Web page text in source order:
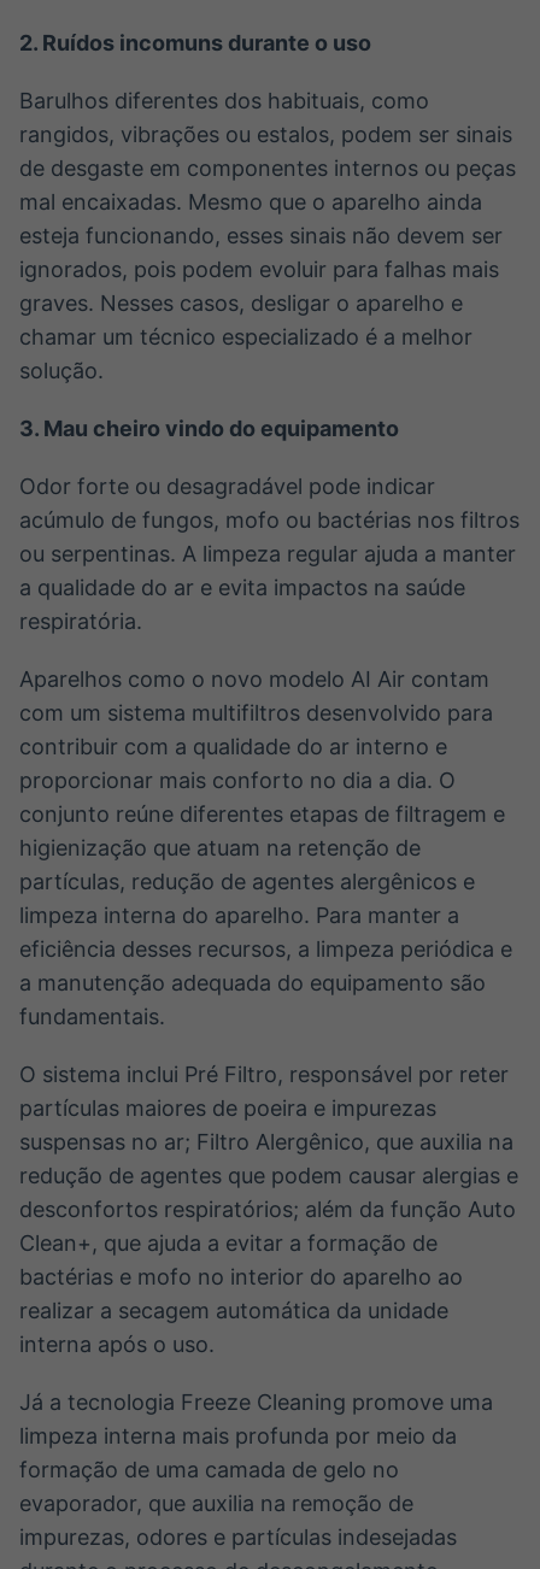
2. Ruídos incomuns durante o uso
Barulhos diferentes dos habituais, como
rangidos, vibrações ou estalos, podem ser sinais
de desgaste em componentes internos ou peças
mal encaixadas. Mesmo que o aparelho ainda
esteja funcionando, esses sinais não devem ser
ignorados, pois podem evoluir para falhas mais
graves. Nesses casos, desligar o aparelho e
chamar um técnico especializado é a melhor
solução.
3. Mau cheiro vindo do equipamento
Odor forte ou desagradável pode indicar
acúmulo de fungos, mofo ou bactérias nos filtros
ou serpentinas. A limpeza regular ajuda a manter
a qualidade do ar e evita impactos na saúde
respiratória.
Aparelhos como o novo modelo AI Air contam
com um sistema multifiltros desenvolvido para
contribuir com a qualidade do ar interno e
proporcionar mais conforto no dia a dia. O
conjunto reúne diferentes etapas de filtragem e
higienização que atuam na retenção de
partículas, redução de agentes alergênicos e
limpeza interna do aparelho. Para manter a
eficiência desses recursos, a limpeza periódica e
a manutenção adequada do equipamento são
fundamentais.
O sistema inclui Pré Filtro, responsável por reter
partículas maiores de poeira e impurezas
suspensas no ar; Filtro Alergênico, que auxilia na
redução de agentes que podem causar alergias e
desconfortos respiratórios; além da função Auto
Clean+, que ajuda a evitar a formação de
bactérias e mofo no interior do aparelho ao
realizar a secagem automática da unidade
interna após o uso.
Já a tecnologia Freeze Cleaning promove uma
limpeza interna mais profunda por meio da
formação de uma camada de gelo no
evaporador, que auxilia na remoção de
impurezas, odores e partículas indesejadas